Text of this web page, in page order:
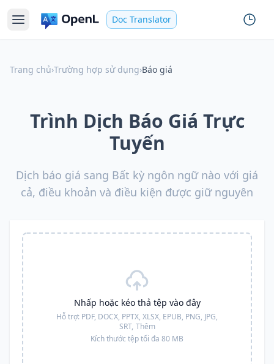
Doc Translator
Trang chủ›Trường hợp sử dụng›Báo giá
Trình Dịch Báo Giá Trực
Tuyến
Dịch báo giá sang Bất kỳ ngôn ngữ nào với giá
cả, điều khoản và điều kiện được giữ nguyên
Nhấp hoặc kéo thả tệp vào đây
Hỗ trợ: PDF, DOCX, PPTX, XLSX, EPUB, PNG, JPG,
SRT, Thêm
Kích thước tệp tối đa 80 MB